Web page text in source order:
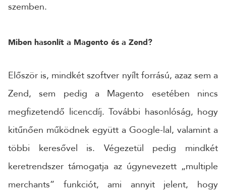
24 ÓRÁN BELÜL FELVESSZÜK VELED A KAPCSOLATOT!*
*munkanapokon
szemben.
Miben hasonlít a Magento és a Zend?
Először is, mindkét szoftver nyílt forrású, azaz sem a
Zend, sem pedig a Magento esetében nincs
megfizetendő licencdíj. További hasonlóság, hogy
kitűnően működnek együtt a Google-lal, valamint a
többi keresővel is. Végezetül pedig mindkét
keretrendszer támogatja az úgynevezett „multiple
merchants” funkciót, ami annyit jelent, hogy